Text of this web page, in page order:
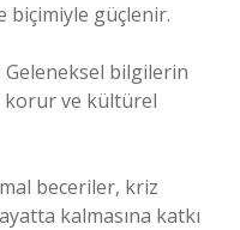
biçimiyle güçlenir.
Geleneksel bilgilerin
korur ve kültürel
beceriler, kriz
kalmasına katkı